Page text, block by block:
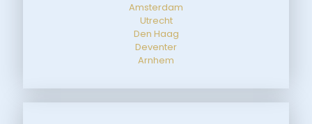
Amsterdam
Utrecht
Den Haag
Deventer
Arnhem